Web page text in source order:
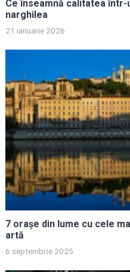
Ce înseamnă calitatea într-
narghilea
21 ianuarie 2026
7 orașe din lume cu cele
artă
6 septembrie 2025